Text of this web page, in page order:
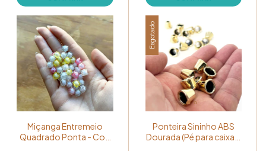
Miçanga Entremeio
Quadrado Ponta - Cor:
Esgotado
Ponteira Sininho ABS
Dourada (Pé para caixas)